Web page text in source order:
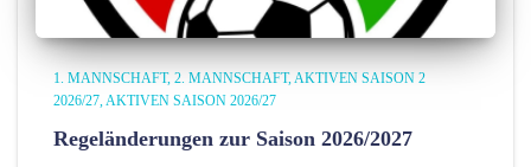
1. MANNSCHAFT 2. MANNSCHAFT AKTIVEN SAISON 2
2026/27 AKTIVEN SAISON 2026/27
Regeländerungen zur Saison 2026/2027